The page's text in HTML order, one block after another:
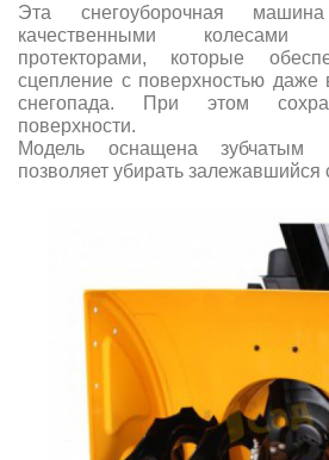
Эта снегоуборочная машина
качественными
протекторами, которые
сцепление с поверхностью даже
снегопада. При этом
поверхности.
Модель оснащена зубчатым
позволяет убирать залежавшийся